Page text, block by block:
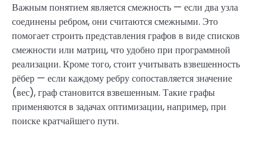
Важным понятием является смежность — если два узла
соединены ребром, они считаются смежными. Это
помогает строить представления графов в виде списков
смежности или матриц, что удобно при программной
реализации. Кроме того, стоит учитывать взвешенность
рёбер — если каждому ребру сопоставляется значение
(вес), граф становится взвешенным. Такие графы
применяются в задачах оптимизации, например, при
поиске кратчайшего пути.